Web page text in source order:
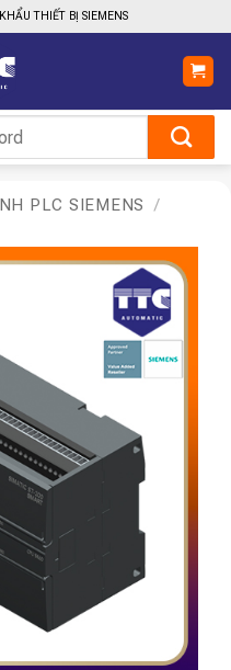
THIẾT BỊ SIEMENS
PLC SIEMENS
/